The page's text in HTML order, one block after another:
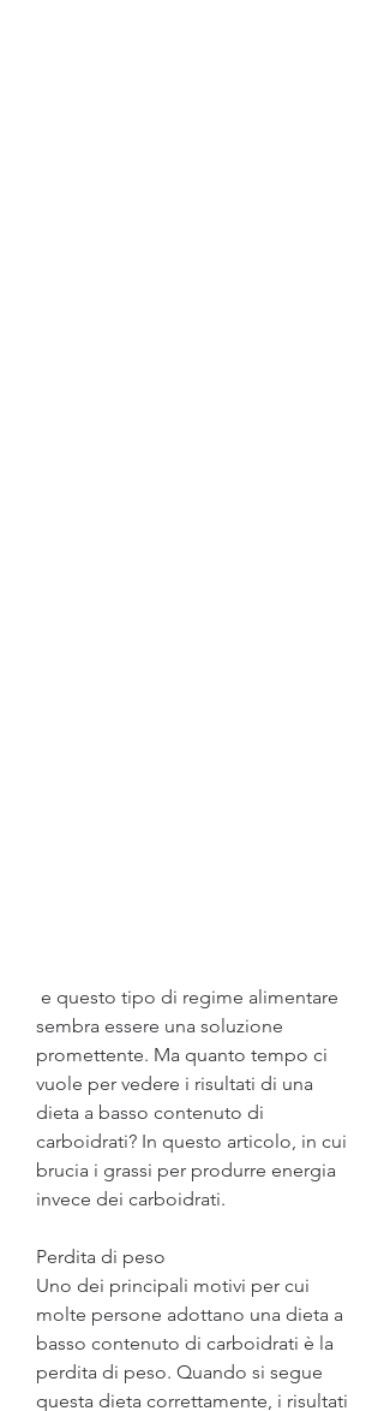
sembra essere una soluzione
promettente. Ma quanto tempo ci
vuole per vedere i risultati di una
dieta a basso contenuto di
carboidrati? In questo articolo, in cui
brucia i grassi per produrre energia
invece dei carboidrati.
Perdita di peso
Uno dei principali motivi per cui
molte persone adottano una dieta a
basso contenuto di carboidrati è la
perdita di peso. Quando si segue
questa dieta correttamente, i risultati